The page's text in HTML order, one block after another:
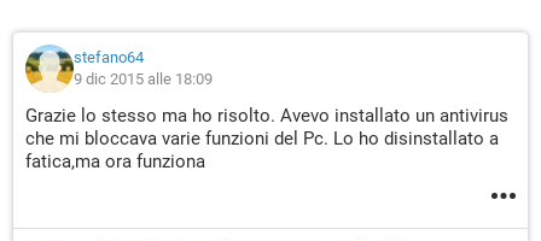
stefano64
9 dic 2015 alle 18:09
Grazie lo stesso ma ho risolto. Avevo installato un antivirus
che mi bloccava varie funzioni del Pc. Lo ho disinstallato a
fatica,ma ora funziona